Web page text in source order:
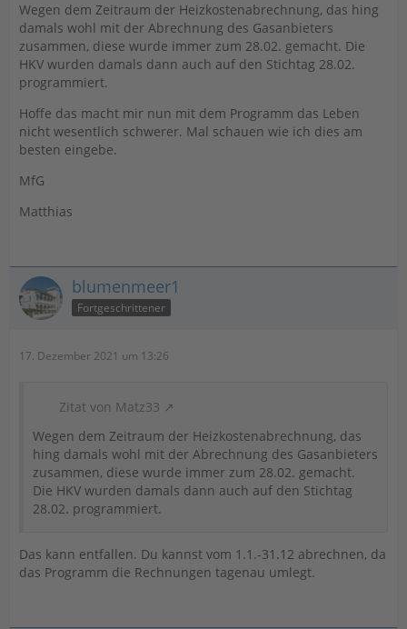
Wegen dem Zeitraum der Heizkostenabrechnung, das hing
damals wohl mit der Abrechnung des Gasanbieters
zusammen, diese wurde immer zum 28.02. gemacht. Die
HKV wurden damals dann auch auf den Stichtag 28.02.
programmiert.
Hoffe das macht mir nun mit dem Programm das Leben
nicht wesentlich schwerer. Mal schauen wie ich dies am
besten eingebe.
MfG
Matthias
blumenmeer1
Fortgeschrittener
17. Dezember 2021 um 13:26
Zitat von Matz33
Wegen dem Zeitraum der Heizkostenabrechnung, das
hing damals wohl mit der Abrechnung des Gasanbieters
zusammen, diese wurde immer zum 28.02. gemacht.
Die HKV wurden damals dann auch auf den Stichtag
28.02. programmiert.
Das kann entfallen. Du kannst vom 1.1.-31.12 abrechnen, da
das Programm die Rechnungen tagenau umlegt.